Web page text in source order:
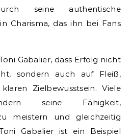
seine authentische
Charisma, das ihn bei Fans
Gabalier, dass Erfolg nicht
sondern auch auf Fleiß,
Zielbewusstsein. Viele
seine Fähigkeit,
meistern und gleichzeitig
Gabalier ist ein Beispiel